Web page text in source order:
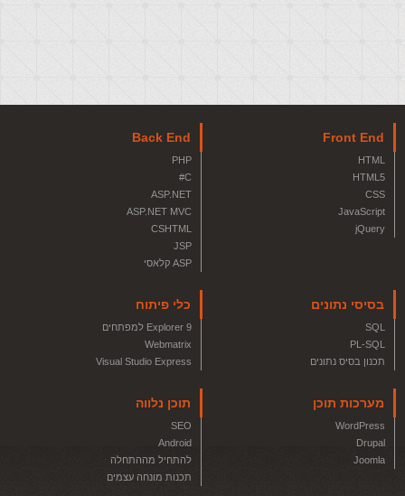
Front End
HTML
HTML5
CSS
JavaScript
jQuery
Back End
PHP
C#
ASP.NET
ASP.NET MVC
CSHTML
JSP
ASP קלאסי
בסיסי נתונים
SQL
PL-SQL
תכנון בסיס נתונים
כלי פיתוח
Explorer 9 למפתחים
Webmatrix
Visual Studio Express
מערכות תוכן
WordPress
Drupal
Joomla
תוכן נלווה
SEO
Android
להתחיל מההתחלה
תכנות מונחה עצמים